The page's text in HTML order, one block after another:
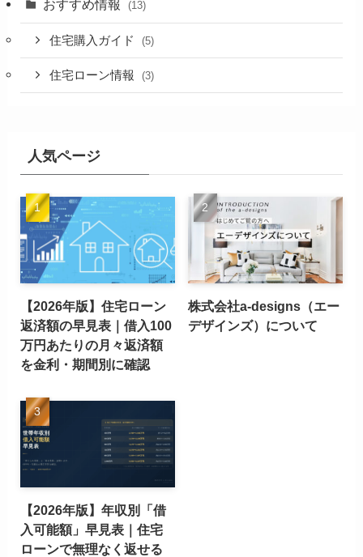
おすすめ情報 (13)
住宅購入ガイド (5)
住宅ローン情報 (3)
人気ページ
【2026年版】住宅ローン
返済額の早見表｜借入100
万円あたりの月々返済額
を金利・期間別に確認
株式会社a-designs（エー
デザインズ）について
【2026年版】年収別「借
入可能額」早見表｜住宅
ローンで無理なく返せる